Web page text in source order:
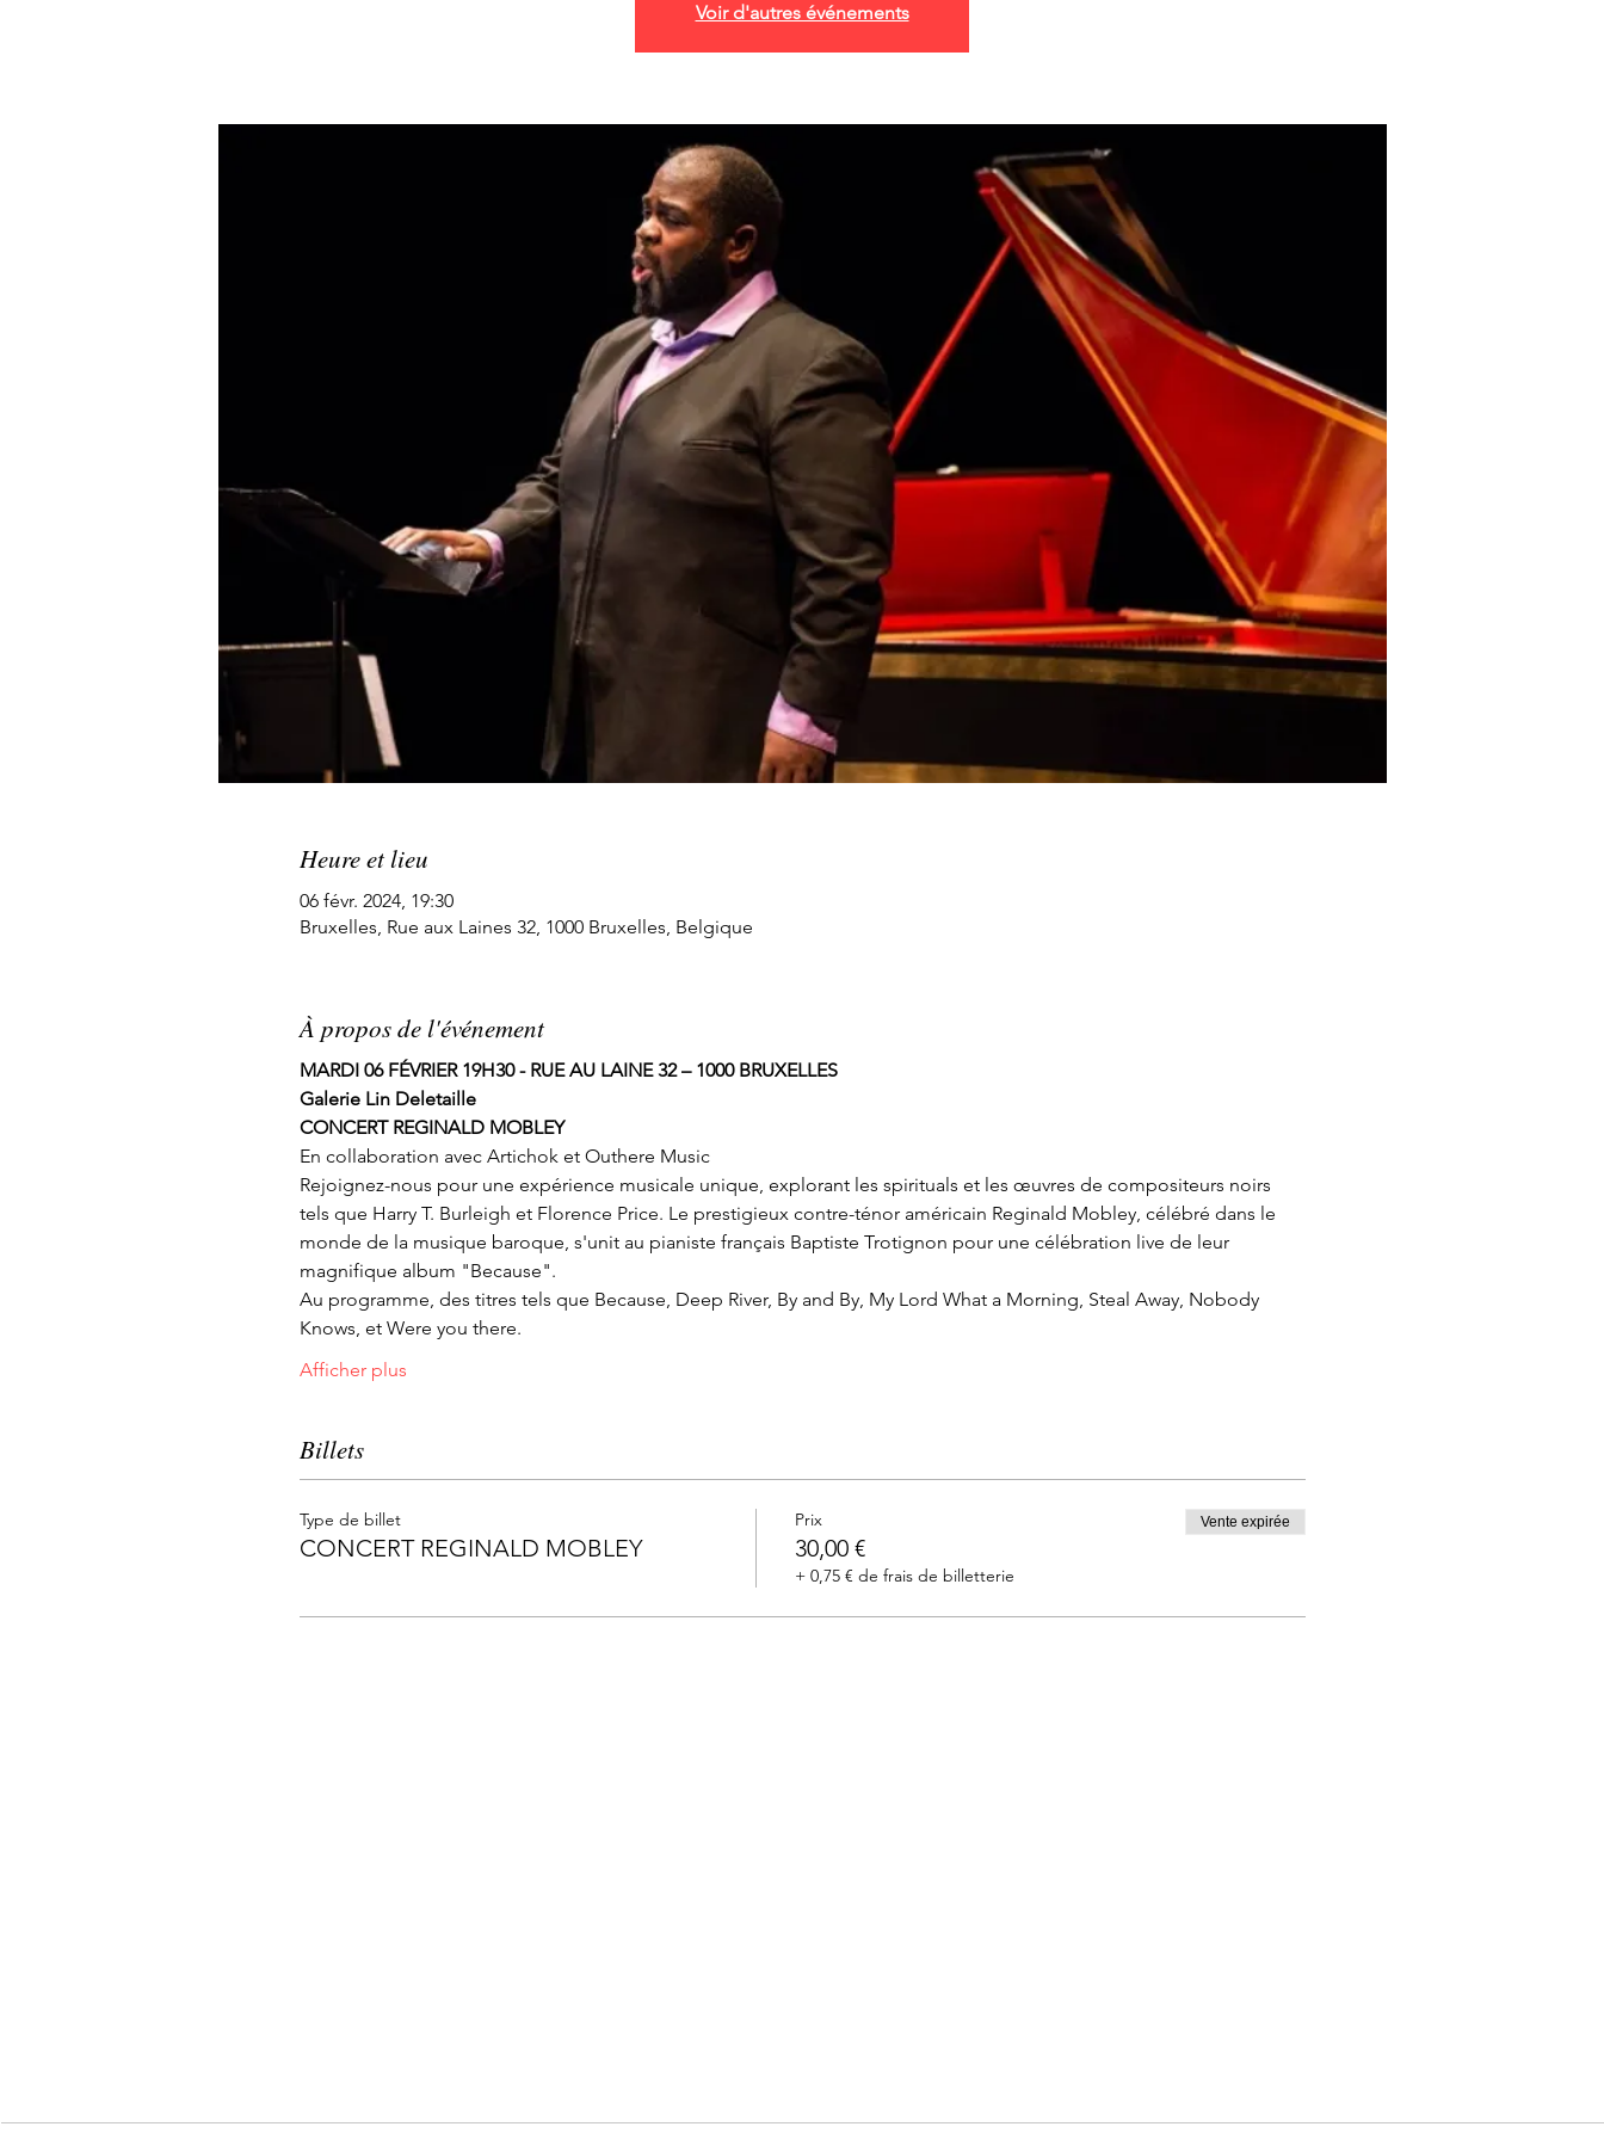
Voir d'autres événements
Heure et lieu
06 févr. 2024, 19:30
Bruxelles, Rue aux Laines 32, 1000 Bruxelles, Belgique
À propos de l'événement
MARDI 06 FÉVRIER 19H30 - RUE AU LAINE 32 – 1000 BRUXELLES
Galerie Lin Deletaille
CONCERT REGINALD MOBLEY
En collaboration avec Artichok et Outhere Music
Rejoignez-nous pour une expérience musicale unique, explorant les spirituals et les œuvres de compositeurs noirs
tels que Harry T. Burleigh et Florence Price. Le prestigieux contre-ténor américain Reginald Mobley, célébré dans le
monde de la musique baroque, s'unit au pianiste français Baptiste Trotignon pour une célébration live de leur
magnifique album "Because".
Au programme, des titres tels que Because, Deep River, By and By, My Lord What a Morning, Steal Away, Nobody
Knows, et Were you there.
Afficher plus
Billets
Type de billet
CONCERT REGINALD MOBLEY
Prix
30,00 €
+ 0,75 € de frais de billetterie
Vente expirée